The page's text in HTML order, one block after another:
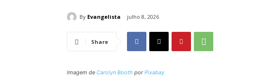
By Evangelista julho 8, 2026
Share
Imagem de Carolyn Booth porPixabay